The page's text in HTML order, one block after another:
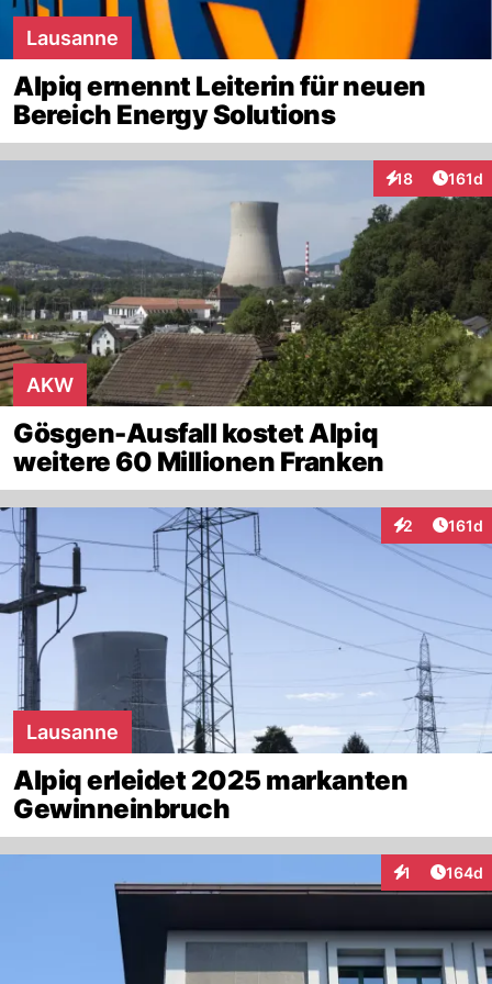
Lausanne
Alpiq ernennt Leiterin für neuen
Bereich Energy Solutions
18
Interaktionen
161d
AKW
Gösgen-Ausfall kostet Alpiq
weitere 60 Millionen Franken
2
Interaktionen
161d
Lausanne
Alpiq erleidet 2025 markanten
Gewinneinbruch
1
Interaktionen
164d